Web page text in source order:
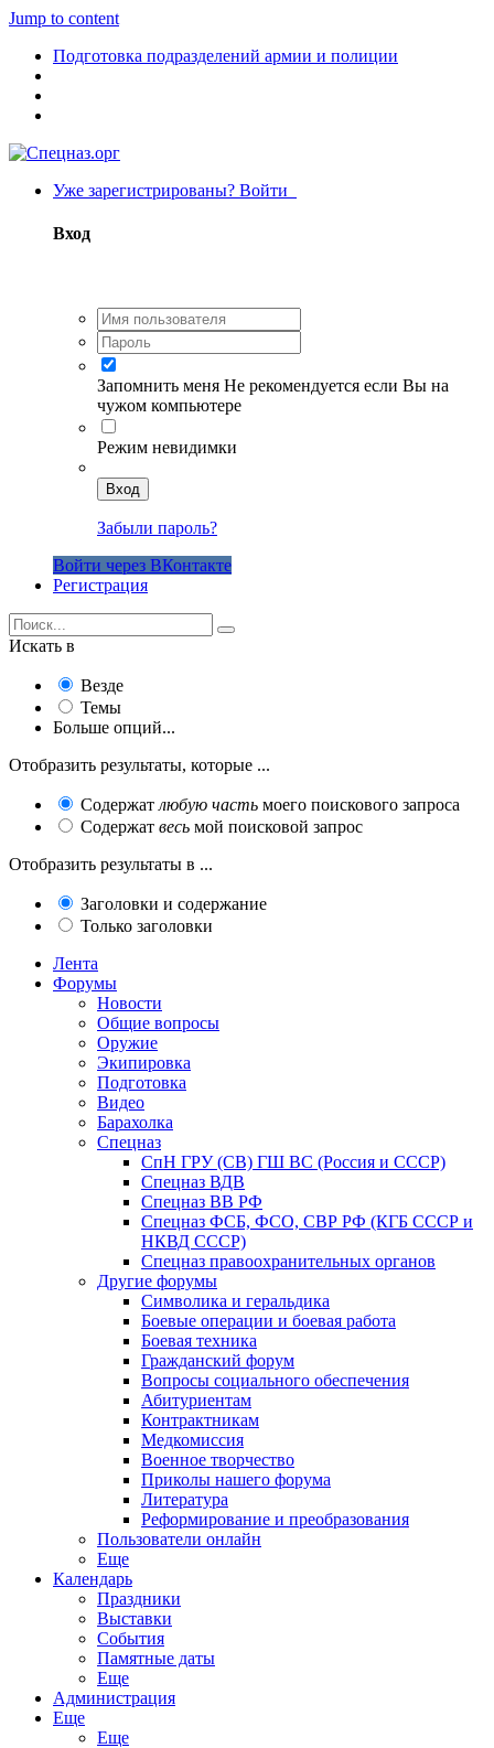
Jump to content
Подготовка подразделений армии и полиции
Уже зарегистрированы? Войти
Вход
Запомнить меня Не рекомендуется если Вы на
чужом компьютере
Режим невидимки
Вход
Забыли пароль?
Войти через ВКонтакте
Регистрация
Искать в
Везде
Темы
Больше опций...
Отобразить результаты, которые ...
Содержат любую часть моего поискового запроса
Содержат весь мой поисковой запрос
Отобразить результаты в ...
Заголовки и содержание
Только заголовки
Лента
Форумы
Новости
Общие вопросы
Оружие
Экипировка
Подготовка
Видео
Барахолка
Спецназ
СпН ГРУ (СВ) ГШ ВС (Россия и СССР)
Спецназ ВДВ
Спецназ ВВ РФ
Спецназ ФСБ, ФСО, СВР РФ (КГБ СССР и
НКВД СССР)
Спецназ правоохранительных органов
Другие форумы
Символика и геральдика
Боевые операции и боевая работа
Боевая техника
Гражданский форум
Вопросы социального обеспечения
Абитуриентам
Контрактникам
Медкомиссия
Военное творчество
Приколы нашего форума
Литература
Реформирование и преобразования
Пользователи онлайн
Еще
Календарь
Праздники
Выставки
События
Памятные даты
Еще
Администрация
Еще
Еще